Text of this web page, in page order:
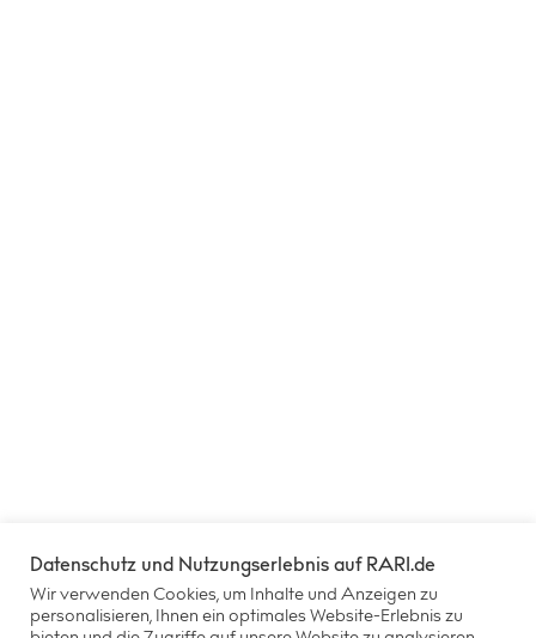
Datenschutz und Nutzungserlebnis auf RARI.de
Wir verwenden Cookies, um Inhalte und Anzeigen zu
personalisieren, Ihnen ein optimales Website-Erlebnis zu